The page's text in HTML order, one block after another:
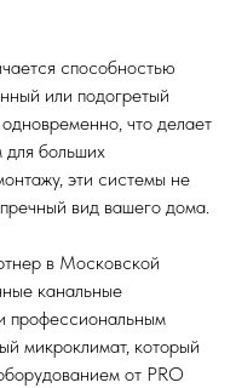
способностью
или подогретый
что делает
больших
эти системы не
вид вашего дома.
в Московской
канальные
профессиональным
микроклимат, который
от PRO